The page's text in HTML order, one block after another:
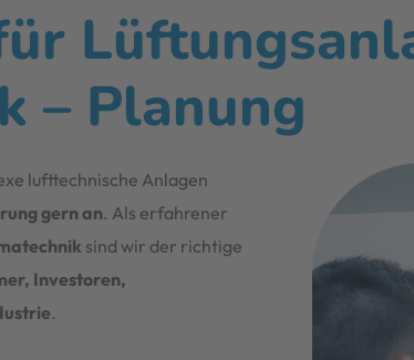
– Planung
lufttechnische Anlagen
gern an. Als erfahrener
sind wir der richtige
Investoren,
.